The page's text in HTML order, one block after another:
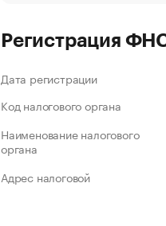
Регистрация
Дата регистрации
Код налогового органа
Наименование налогового
органа
Адрес налоговой